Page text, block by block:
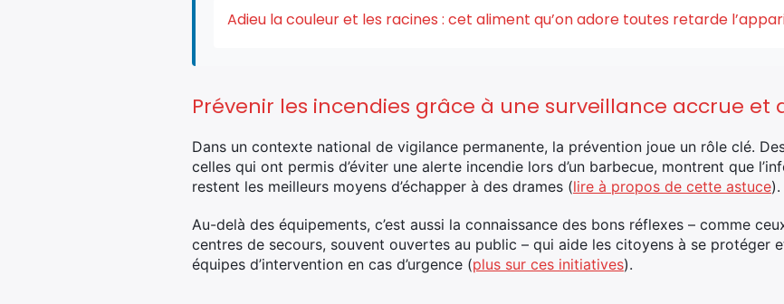
Adieu la couleur et les racines : cet aliment qu’on adore toutes retarde
Prévenir les incendies grâce à une surveillance accrue et
Dans un contexte national de vigilance permanente, la prévention joue un rôle clé.
celles qui ont permis d’éviter une alerte incendie lors d’un barbecue, montrent que
restent les meilleurs moyens d’échapper à des drames (lire à propos de cette astuce).
Au-delà des équipements, c’est aussi la connaissance des bons réflexes – comme
centres de secours, souvent ouvertes au public – qui aide les citoyens à se protéger
équipes d’intervention en cas d’urgence (plus sur ces initiatives).